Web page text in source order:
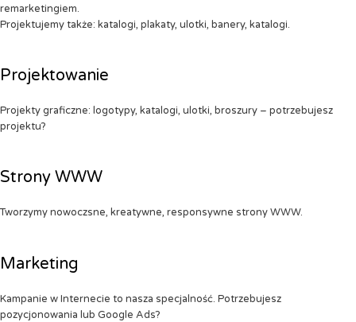
remarketingiem.
Projektujemy także: katalogi, plakaty, ulotki, banery, katalogi.
Projektowanie
Projekty graficzne: logotypy, katalogi, ulotki, broszury – potrzebujesz
projektu?
Strony WWW
Tworzymy nowoczsne, kreatywne, responsywne strony WWW.
Marketing
Kampanie w Internecie to nasza specjalność. Potrzebujesz
pozycjonowania lub Google Ads?